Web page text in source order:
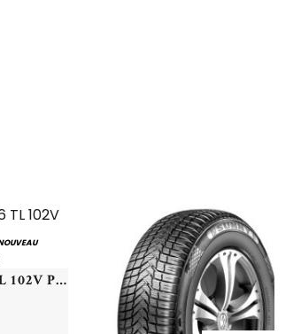
PETLAS - 215/65 VR16 TL 102V PT PT565 MULTI ACTION XL - 2156516 - BCB